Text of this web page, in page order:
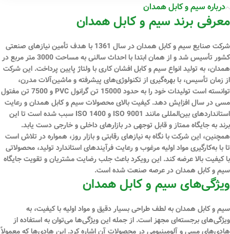
درباره سیم و کابل همدان
معرفی برند سیم و کابل همدان
شرکت صنایع سیم و کابل همدان در سال 1361 با هدف تأمین نیازهای صنعتی
کشور تأسیس شد و از همان ابتدا با احداث سالنی به مساحت 3000 متر مربع در
همدان، به تولید انواع سیم و کابل افشان کاری با ولتاژ پایین پرداخت. این شرکت
از زمان تأسیس، با بهره‌گیری از تکنولوژی‌های پیشرفته و ماشین‌آلات مدرن،
توانسته است تولیدات خود را به حدود 15000 تن گرانول PVC و 7500 تن مفتول
مسی در سال افزایش دهد. کیفیت بالای محصولات سیم و کابل همدان و رعایت
استانداردهای بین‌المللی مانند ISO 9001 و ISO 1400 سبب شده است تا این
برند به جایگاه ممتاز و قابل توجهی در بازارهای داخلی و خارجی دست یابد.
همچنین، این شرکت با نگاه به نیازهای رقابتی و بازار روز، همواره در تلاش است
تا با به‌کارگیری مواد اولیه مرغوب و رعایت فرآیندهای استاندارد تولید، محصولاتی
با کیفیت بالا عرضه کند. این رویکرد باعث جلب رضایت مشتریان و تقویت جایگاه
سیم و کابل همدان در عرصه صنعت شده است.
ویژگی‌های سیم و کابل همدان
سیم و کابل همدان به لطف طراحی بسیار دقیق و مواد اولیه با کیفیت، به
ویژگی‌های برجسته‌ای مجهز است. از جمله این ویژگی‌ها می‌توان به استفاده از
هادی‌های مسی و آلومینیومی در محصولات آن اشاره کرد. این هادی‌ها که معمولاً